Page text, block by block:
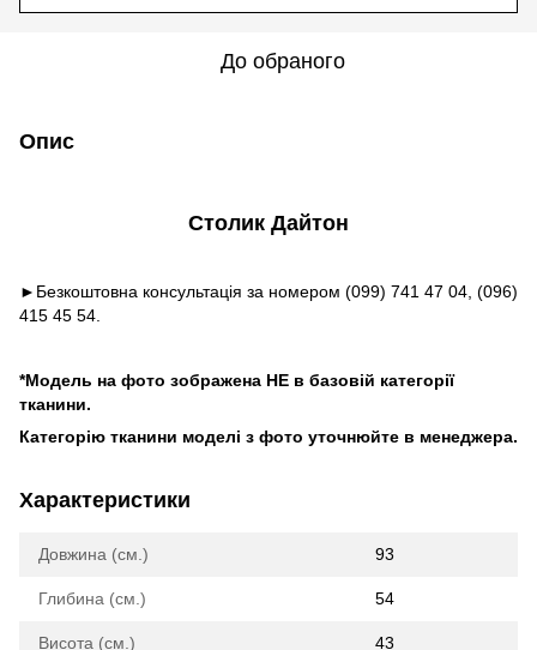
До обраного
Опис
Столик Дайтон
►Безкоштовна консультація за номером (099) 741 47 04, (096)
415 45 54.
*Модель на фото зображена НЕ в базовій категорії
тканини.
Категорію тканини моделі з фото уточнюйте в менеджера.
Характеристики
Довжина (см.) 93
Глибина (см.) 54
Висота (см.) 43